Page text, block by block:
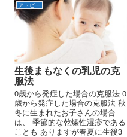
アトピー
生後まもなくの乳児の克
服法
0歳から発症した場合の克服法 0
歳から発症した場合の克服法 秋
冬に生まれたお子さんの場合
は、 季節的な乾燥性湿疹である
ことも ありますが春夏に生後3